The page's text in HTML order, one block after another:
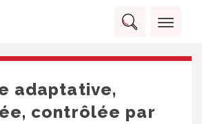
RECHERCHER
adaptative,
contrôlée par